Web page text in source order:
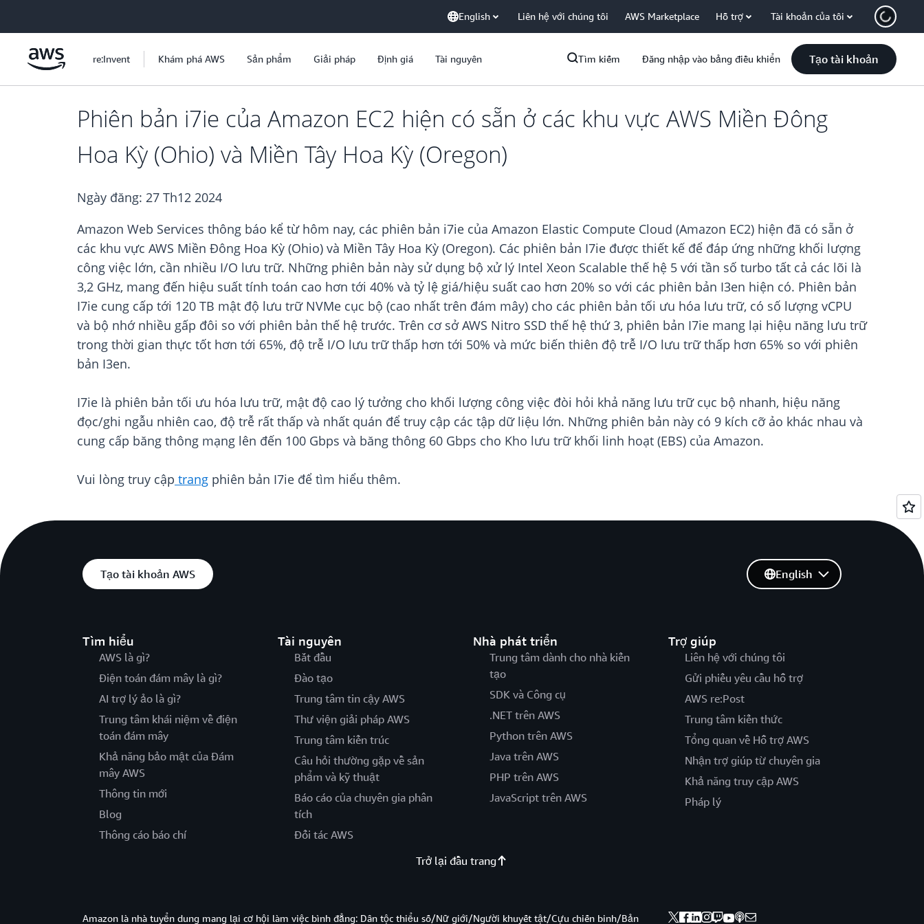
English Liên hệ với chúng tôi AWS Marketplace Hỗ trợ Tài khoản của tôi
re:Invent Khám phá AWS Sản phẩm Giải pháp Định giá Tài nguyên Tìm kiếm Đăng nhập vào bảng điều khiển Tạo tài khoản
Phiên bản i7ie của Amazon EC2 hiện có sẵn ở các khu vực AWS Miền Đông
Hoa Kỳ (Ohio) và Miền Tây Hoa Kỳ (Oregon)
Ngày đăng: 27 Th12 2024
Amazon Web Services thông báo kể từ hôm nay, các phiên bản i7ie của Amazon Elastic Compute Cloud (Amazon EC2) hiện đã có sẵn ở
các khu vực AWS Miền Đông Hoa Kỳ (Ohio) và Miền Tây Hoa Kỳ (Oregon). Các phiên bản I7ie được thiết kế để đáp ứng những khối lượng
công việc lớn, cần nhiều I/O lưu trữ. Những phiên bản này sử dụng bộ xử lý Intel Xeon Scalable thế hệ 5 với tần số turbo tất cả các lõi là
3,2 GHz, mang đến hiệu suất tính toán cao hơn tới 40% và tỷ lệ giá/hiệu suất cao hơn 20% so với các phiên bản I3en hiện có. Phiên bản
I7ie cung cấp tới 120 TB mật độ lưu trữ NVMe cục bộ (cao nhất trên đám mây) cho các phiên bản tối ưu hóa lưu trữ, có số lượng vCPU
và bộ nhớ nhiều gấp đôi so với phiên bản thế hệ trước. Trên cơ sở AWS Nitro SSD thế hệ thứ 3, phiên bản I7ie mang lại hiệu năng lưu trữ
trong thời gian thực tốt hơn tới 65%, độ trễ I/O lưu trữ thấp hơn tới 50% và mức biến thiên độ trễ I/O lưu trữ thấp hơn 65% so với phiên
bản I3en.
I7ie là phiên bản tối ưu hóa lưu trữ, mật độ cao lý tưởng cho khối lượng công việc đòi hỏi khả năng lưu trữ cục bộ nhanh, hiệu năng
đọc/ghi ngẫu nhiên cao, độ trễ rất thấp và nhất quán để truy cập các tập dữ liệu lớn. Những phiên bản này có 9 kích cỡ ảo khác nhau và
cung cấp băng thông mạng lên đến 100 Gbps và băng thông 60 Gbps cho Kho lưu trữ khối linh hoạt (EBS) của Amazon.
Vui lòng truy cập trang phiên bản I7ie để tìm hiểu thêm.
Tạo tài khoản AWS
Tìm hiểu
AWS là gì?
Điện toán đám mây là gì?
AI trợ lý ảo là gì?
Trung tâm khái niệm về điện
toán đám mây
Khả năng bảo mật của Đám
mây AWS
Thông tin mới
Blog
Thông cáo báo chí
Tài nguyên
Bắt đầu
Đào tạo
Trung tâm tin cậy AWS
Thư viện giải pháp AWS
Trung tâm kiến trúc
Câu hỏi thường gặp về sản
phẩm và kỹ thuật
Báo cáo của chuyên gia phân
tích
Đối tác AWS
Nhà phát triển
Trung tâm dành cho nhà kiến
tạo
SDK và Công cụ
.NET trên AWS
Python trên AWS
Java trên AWS
PHP trên AWS
JavaScript trên AWS
Trợ giúp
Liên hệ với chúng tôi
Gửi phiếu yêu cầu hỗ trợ
AWS re:Post
Trung tâm kiến thức
Tổng quan về Hỗ trợ AWS
Nhận trợ giúp từ chuyên gia
Khả năng truy cập AWS
Pháp lý
English
Trở lại đầu trang
Amazon là nhà tuyển dung mang lại cơ hội làm việc bình đẳng: Dân tộc thiểu số/Nữ giới/Người khuyết tật/Cựu chiến binh/Bản